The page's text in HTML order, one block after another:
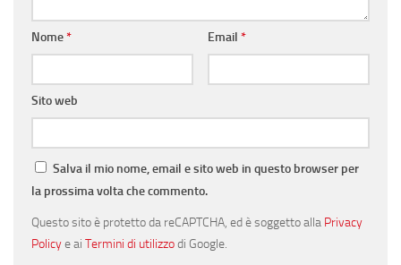
Nome* Email *
Sito web
Salva il mio nome, email e sito web in questo browser per
la prossima volta che commento.
Questo sito è protetto da reCAPTCHA, ed è soggetto alla Privacy
Policye ai Termini di utilizzodi Google.